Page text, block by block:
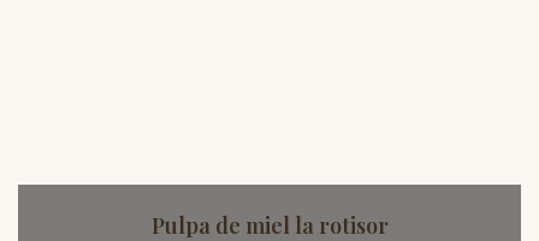
Pulpa de miel la rotisor